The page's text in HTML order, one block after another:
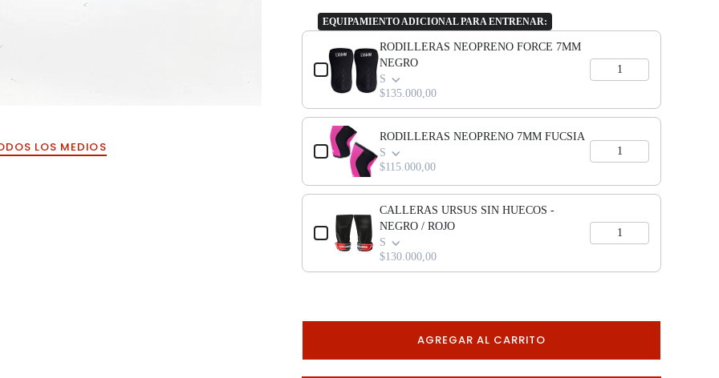
LOS MEDIOS
EQUIPAMIENTO ADICIONAL PARA ENTRENAR:
Use the Previous and Next buttons to navigate through product add-ons, or scroll
RODILLERAS NEOPRENO FORCE 7MM
NEGRO
S
$135.000,00
RODILLERAS NEOPRENO 7MM FUCSIA
S
$115.000,00
CALLERAS URSUS SIN HUECOS -
NEGRO / ROJO
S
$130.000,00
AGREGAR AL CARRITO